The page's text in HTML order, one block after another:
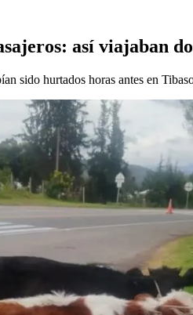
así viajaban
sido hurtados horas antes en